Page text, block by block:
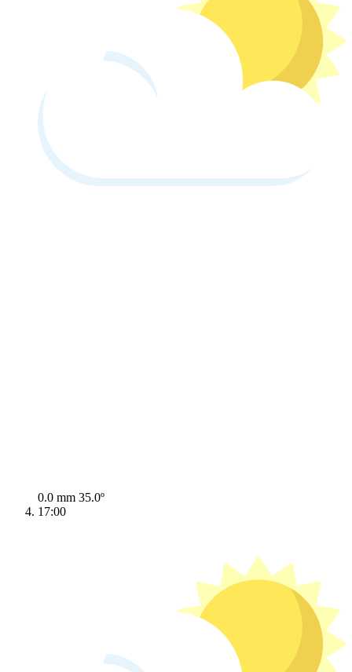
0.0 mm 35.0º
17:00